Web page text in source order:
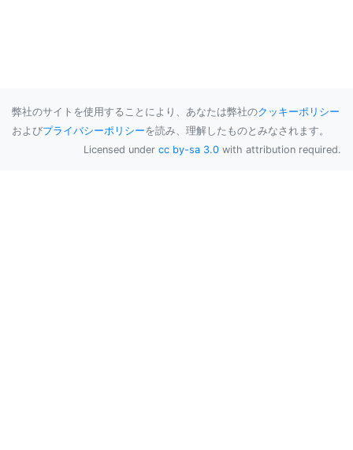
弊社のサイトを使用することにより、あなたは弊社のクッキーポリシー
およびプライバシーポリシーを読み、理解したものとみなされます。
Licensed under cc by-sa 3.0 with attribution required.